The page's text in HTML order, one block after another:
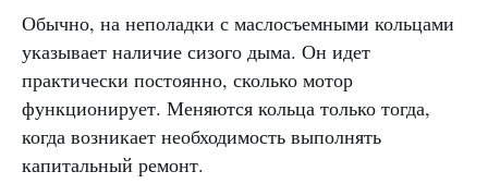
Обычно, на неполадки с маслосъемными кольцами
указывает наличие сизого дыма. Он идет
практически постоянно, сколько мотор
функционирует. Меняются кольца только тогда,
когда возникает необходимость выполнять
капитальный ремонт.